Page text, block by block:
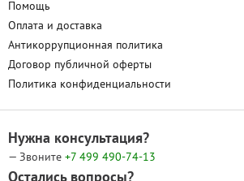
Помощь
Оплата и доставка
Антикоррупционная политика
Договор публичной оферты
Политика конфиденциальности
Нужна консультация?
— Звоните +7 499 490-74-13
Остались вопросы?